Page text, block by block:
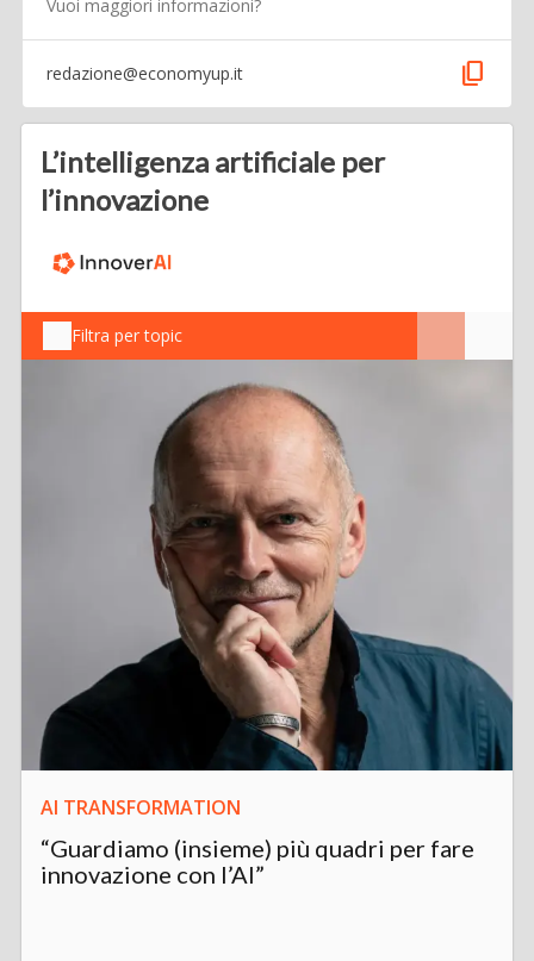
Vuoi maggiori informazioni?
redazione@economyup.it content_copy
L’intelligenza artificiale per
l’innovazione
Filtra per topic
AI TRANSFORMATION
“Guardiamo (insieme) più quadri per fare
innovazione con l’AI”